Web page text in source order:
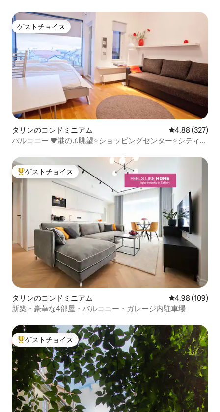
ゲストチョイス
ゲストチョイス
タリンのコンドミニアム レビュー327
4.88 (327)
バルコニー ❤️港の⚓️眺望⭐️ショッピングセンター⭐️シティセ
大好評のゲストチョイスです。
ゲストチョイス
タリンのコンドミニアム レビュー109
4.98 (109)
新築・豪華な4部屋・バルコニー・ガレージ内駐車場
大好評のゲストチョイスです。
ゲストチョイス